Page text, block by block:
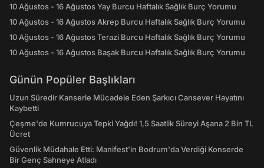
10 Ağustos - 16 Ağustos Yay Burcu Haftalık Sağlık Burç Yorumu
10 Ağustos - 16 Ağustos Akrep Burcu Haftalık Sağlık Burç Yorumu
10 Ağustos - 16 Ağustos Terazi Burcu Haftalık Sağlık Burç Yorumu
10 Ağustos - 16 Ağustos Başak Burcu Haftalık Sağlık Burç Yorumu
Günün Popüler Başlıkları
Uzun Süredir Kanserle Mücadele Eden Şarkıcı Cansever Hayatını
Kaybetti
Çeşme'de Kumrucuya Tepki Yağdı! 1,5 Saatlik Süreyi Aşana 2 Bin TL
Ücret
Güvenlik Müdahale Etti: Manifest'in Bodrum'da Verdiği Konserde
Bir Genç Sahneye Atladı